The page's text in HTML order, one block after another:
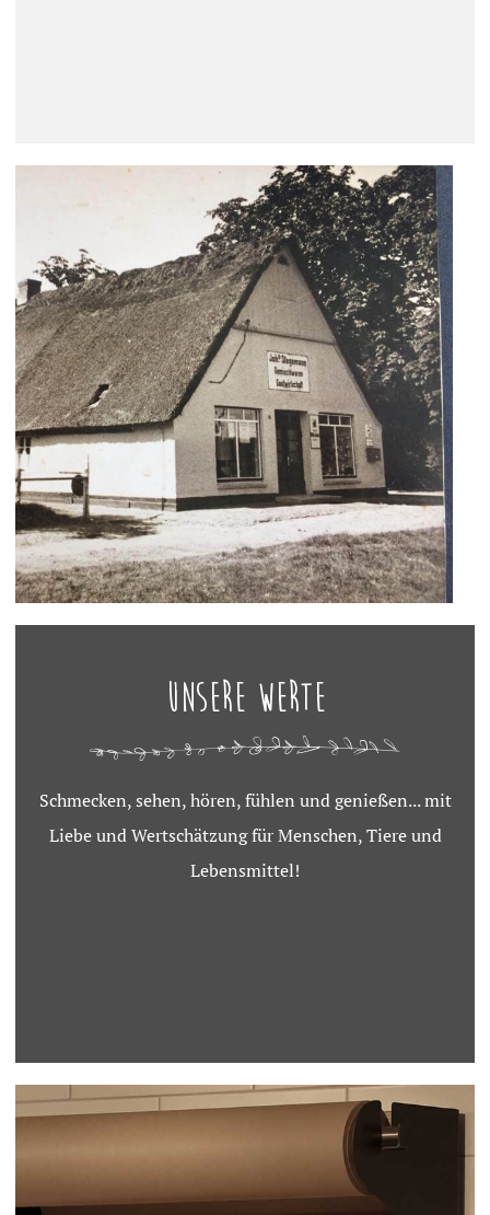
Unsere Werte
Schmecken, sehen, hören, fühlen und genießen... mit
Liebe und Wertschätzung für Menschen, Tiere und
Lebensmittel!